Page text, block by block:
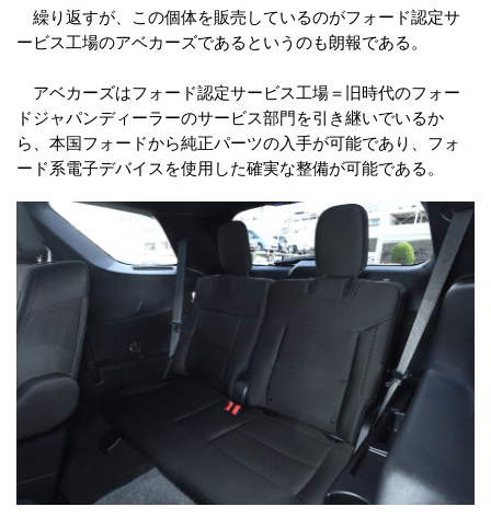
繰り返すが、この個体を販売しているのがフォード認定サ
ービス工場のアベカーズであるというのも朗報である。
アベカーズはフォード認定サービス工場＝旧時代のフォー
ドジャパンディーラーのサービス部門を引き継いでいるか
ら、本国フォードから純正パーツの入手が可能であり、フォ
ード系電子デバイスを使用した確実な整備が可能である。